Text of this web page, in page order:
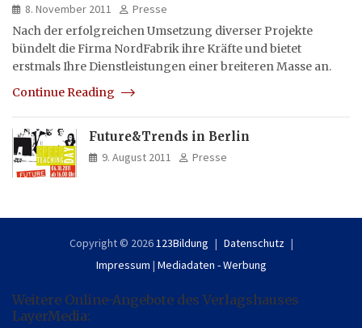
8. November 2011
Presse
Nach der erfolgreichen Umsetzung diverser Projekte
bündelt die Firma NordFabrik ihre Kräfte und bietet
erstmals Ihre Dienstleistungen einer breiteren Masse an.
Continue Reading
Future&Trends in Berlin
9. August 2011 Presse
Copyright © 2026 123Bildung
Datenschutz
Impressum | Mediadaten - Werbung
Weitere Online-Angebote des Verlagshauses
LayerMedia: